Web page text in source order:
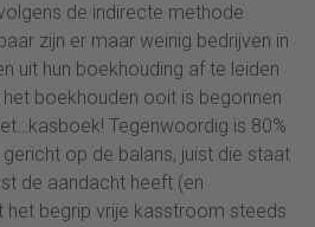
de indirecte methode
zijn er maar weinig bedrijven in
uit hun boekhouding af te leiden
boekhouden ooit is begonnen
Tegenwoordig is 80%
op de balans, juist die staat
de aandacht heeft (en
het begrip vrije kasstroom steeds